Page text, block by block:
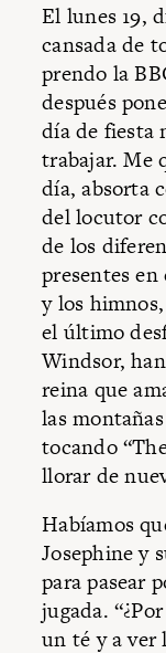
El lunes 19,
cansada de
prendo la
después
día de fiesta
trabajar. Me
día, absorta
del locutor
de los
presentes
y los
el último
Windsor,
reina que
las
tocando
llorar de
Habíamos
Josephine y
para pasear
jugada.
un té y a